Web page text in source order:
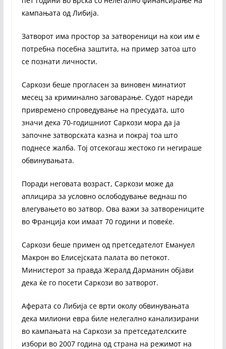
кампањата од Либија.
Затворот има простор за затвореници на кои им е
потребна посебна заштита, на пример затоа што
се познати личности.
Саркози беше прогласен за виновен минатиот
месец за криминално заговарање. Судот нареди
привремено спроведување на пресудата, што
значи дека 70-годишниот Саркози мора да ја
започне затворската казна и покрај тоа што
поднесе жалба. Тој отсекогаш жестоко ги негираше
обвинувањата.
Поради неговата возраст, Саркози може да
аплицира за условно ослободување веднаш по
влегувањето во затвор. Ова важи за затворениците
во Франција кои имаат 70 години и повеќе.
Саркози беше примен од претседателот Емануел
Макрон во Елисејската палата во петокот.
Министерот за правда Жералд Дарманин објави
дека ќе го посети Саркози во затворот.
Аферата со Либија се врти околу обвинувањата
дека милиони евра биле нелегално канализирани
во кампањата на Саркози за претседателските
избори во 2007 година од страна на режимот на